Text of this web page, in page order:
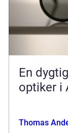
En
optiker i
Thomas